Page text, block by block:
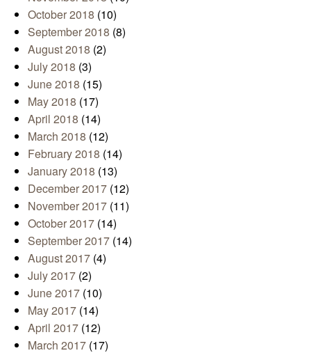
October 2018 (10)
September 2018 (8)
August 2018 (2)
July 2018 (3)
June 2018 (15)
May 2018 (17)
April 2018 (14)
March 2018 (12)
February 2018 (14)
January 2018 (13)
December 2017 (12)
November 2017 (11)
October 2017 (14)
September 2017 (14)
August 2017 (4)
July 2017 (2)
June 2017 (10)
May 2017 (14)
April 2017 (12)
March 2017 (17)